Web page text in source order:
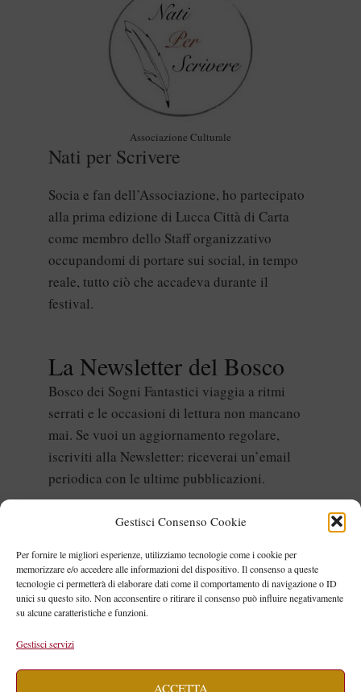
Gestisci Consenso Cookie
Per fornire le migliori esperienze, utilizziamo tecnologie come i cookie per
memorizzare e/o accedere alle informazioni del dispositivo. Il consenso a queste
tecnologie ci permetterà di elaborare dati come il comportamento di navigazione o ID
unici su questo sito. Non acconsentire o ritirare il consenso può influire negativamente
su alcune caratteristiche e funzioni.
Gestisci servizi
ACCETTA
Associazione Culturale
Nati per Scrivere
Socia e fan dell’Associazione, ho partecipato
alla prima edizione di Lucca Città di Carta
come membro dello Staff organizzativo
occupandomi di portare sui social, in tempo
reale, tutto ciò che accadeva durante il
festival.
La Newsletter del Bosco
Bosco dei Sogni Fantastici viaggia a ritmi
serrati e le occasioni di lettura non mancano
mai. Se vuoi un aggiornamento regolare,
iscriviti alla Newsletter: riceverai un’email
periodica con le ultime pubblicazioni.
maggiori informazioni.